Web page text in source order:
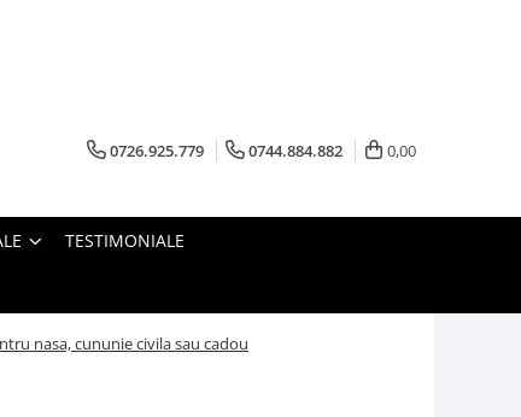
0726.925.779 0744.884.882 0,00
TESTIMONIALE
nasa, cununie civila sau cadou